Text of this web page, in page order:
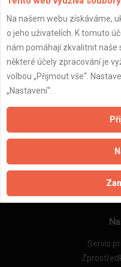
Zpracování a
Zásady pro
Obchodní
Servis
Na našem webu získáváme,
o jeho uživatelích. K tomuto
nám pomáhají zkvalitnit naše
některé účely zpracování je
volbou „Přijmout vše“.
„Nastavení“.